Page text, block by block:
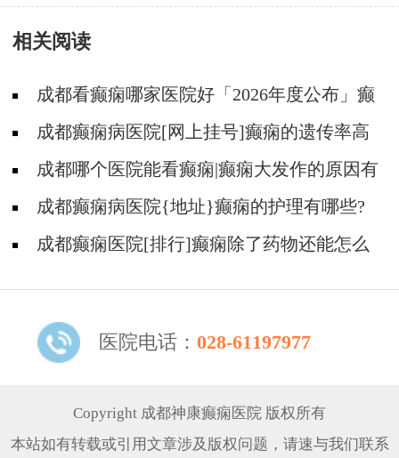
行脑脊液检查?
相关阅读
成都看癫痫哪家医院好「2026年度公布」癫
痫要做的护理有哪些?
成都癫痫病医院[网上挂号]癫痫的遗传率高
不高?成都哪个医院能看癫痫|癫痫大发作的原因有
哪些?成都癫痫病医院{地址}癫痫的护理有哪些?
成都癫痫医院[排行]癫痫除了药物还能怎么
医院电话： 028-61197977
Copyright 成都神康癫痫医院 版权所有
本站如有转载或引用文章涉及版权问题，请速与我们联系